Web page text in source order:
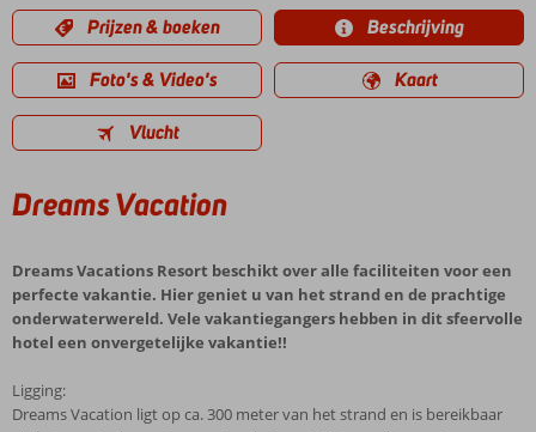
Prijzen & boeken Beschrijving
Foto's & Video's Kaart
Vlucht
Dreams Vacation
Dreams Vacations Resort beschikt over alle faciliteiten voor een
perfecte vakantie. Hier geniet u van het strand en de prachtige
onderwaterwereld. Vele vakantiegangers hebben in dit sfeervolle
hotel een onvergetelijke vakantie!!
Ligging:
Dreams Vacation ligt op ca. 300 meter van het strand en is bereikbaar